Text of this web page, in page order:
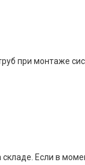
при монтаже
складе. Если в